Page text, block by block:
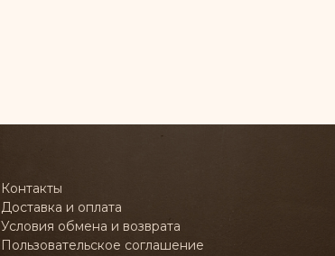
Контакты
Доставка и оплата
Условия обмена и возврата
Пользовательское соглашение